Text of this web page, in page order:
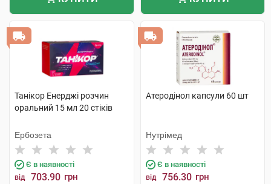
Танікор Енерджі розчин
оральний 15 мл 20 стіків
Ербозета
Є в наявності
від 703.90 грн
Атеродінол капсули 60 шт
Нутрімед
Є в наявності
від 756.30 грн